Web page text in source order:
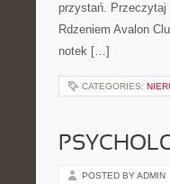
przystań. Przeczytaj
Rdzeniem Avalon
notek […]
CATEGORIES:
POSTED BY ADMIN